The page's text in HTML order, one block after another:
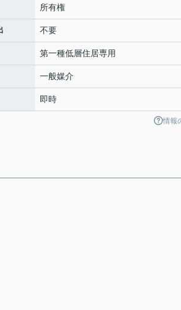
所有権
不要
第一種低層住居専用
一般媒介
即時
情報